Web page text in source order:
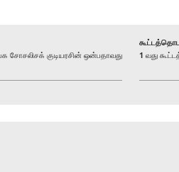
குடியரசின் ஒன்பதாவது
1 வது